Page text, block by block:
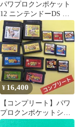
パワプロクンポケット
12 ニンテンドーDS ソ
フト
¥ 16,400
【コンプリート】パワ
プロクンポケットシリ
ーズ1〜14&無印、